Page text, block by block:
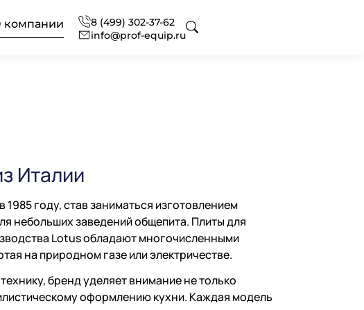
компании
8 (499) 302-37-62
info@prof-equip.ru
химия
оснащение
аксессуаров и запасных
профессиональная
кухни
Италии
году, став заниматься изготовлением
небольших заведений общепита. Плиты для
Lotus обладают многочисленными
на природном газе или электричестве.
бренд уделяет внимание не только
оформлению кухни. Каждая модель